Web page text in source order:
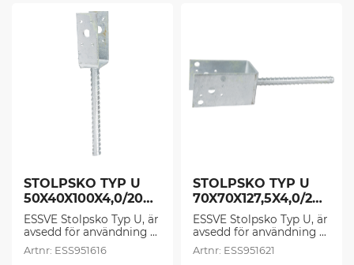
STOLPSKO TYP U
50X40X100X4,0/200
FZV (1 st/frp)
ESSVE Stolpsko Typ U, är
avsedd för användning
som understöd av pelare
och stolpar som skall
ESS951616
STOLPSKO TYP U
70X70X127,5X4,0/200
FZV (1 st/frp)
ESSVE Stolpsko Typ U, är
avsedd för användning
som understöd av pelare
och stolpar som skall
ESS951621